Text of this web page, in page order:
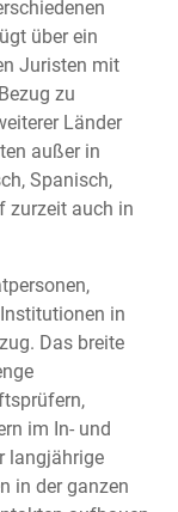
über ein
Juristen mit
zu
Länder
außer in
Spanisch,
zurzeit auch in
in
Das breite
im In- und
langjährige
in der ganzen